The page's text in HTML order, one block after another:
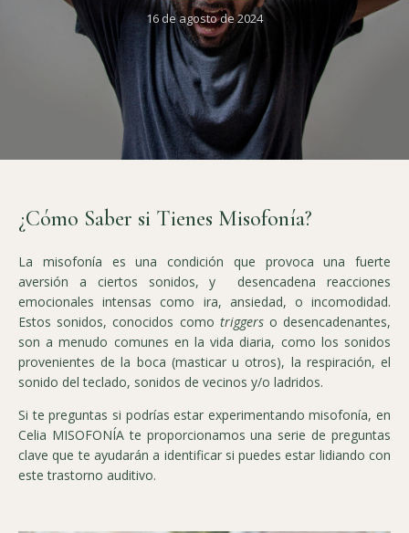
16 de agosto de 2024
¿Cómo Saber si Tienes Misofonía?
La misofonía es una condición que provoca una fuerte
aversión a ciertos sonidos, y desencadena reacciones
emocionales intensas como ira, ansiedad, o incomodidad.
Estos sonidos, conocidos como triggerso desencadenantes,
son a menudo comunes en la vida diaria, como los sonidos
provenientes de la boca (masticar u otros), la respiración, el
sonido del teclado, sonidos de vecinos y/o ladridos.
Si te preguntas si podrías estar experimentando misofonía, en
Celia MISOFONÍA te proporcionamos una serie de preguntas
clave que te ayudarán a identificar si puedes estar lidiando con
este trastorno auditivo.